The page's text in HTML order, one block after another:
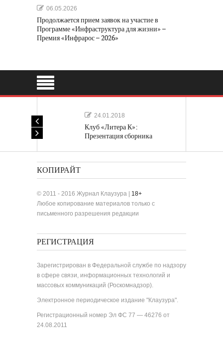
06.05.2026
Продолжается прием заявок на участие в
Программе «Инфраструктура для жизни» –
Премия «Инфрарос – 2026»
24.01.2018
Клуб «Литера К»:
Презентация сборника
КОПИРАЙТ
© 2011 - 2016 Журнал Клаузура | 18+
Любое копирование материалов только с
письменного разрешения редакции
РЕГИСТРАЦИЯ
Зарегистрирован в Федеральной службе по надзору
в сфере связи, информационных технологий и
массовых коммуникаций (Роскомнадзор).
Электронное периодическое издание "Клаузура".
Регистрационный номер Эл ФС 77 — 46276 от
24.08.2011